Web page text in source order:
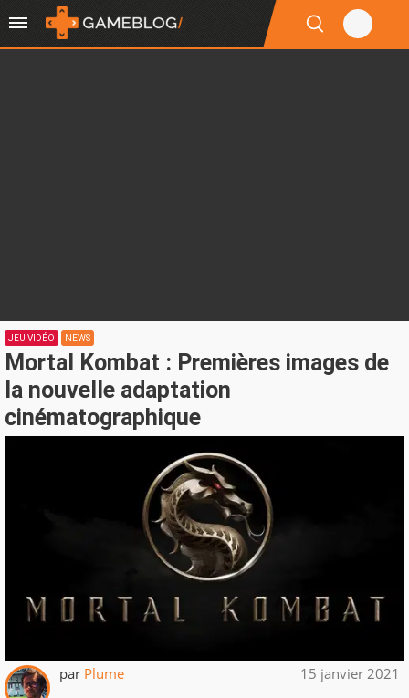
JEU VIDÉO NEWS
Mortal Kombat : Premières images de
la nouvelle adaptation
cinématographique
par Plume 15 janvier 2021